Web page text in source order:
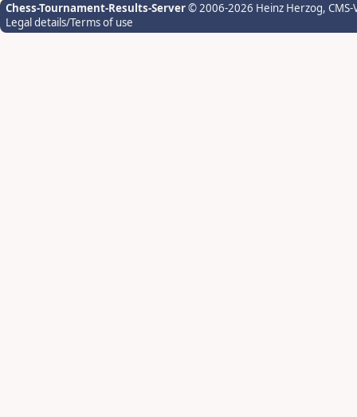
Chess-Tournament-Results-Server© 2006-2026 Heinz Herzog,
Legal details/Terms of use